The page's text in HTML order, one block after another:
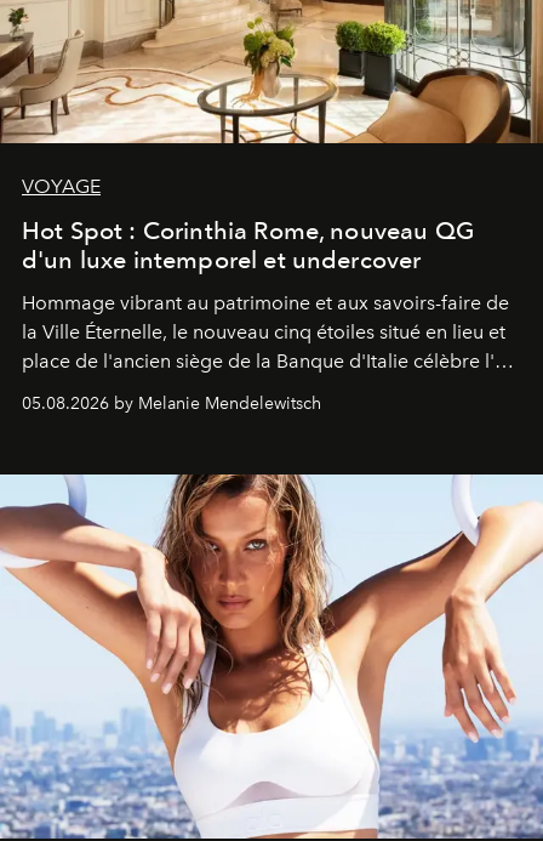
VOYAGE
Hot Spot : Corinthia Rome, nouveau QG
d'un luxe intemporel et undercover
Hommage vibrant au patrimoine et aux savoirs-faire de
la Ville Éternelle, le nouveau cinq étoiles situé en lieu et
place de l'ancien siège de la Banque d'Italie célèbre l'art
de vivre Romain dans toute son élégance intemporelle.
05.08.2026 by Melanie Mendelewitsch